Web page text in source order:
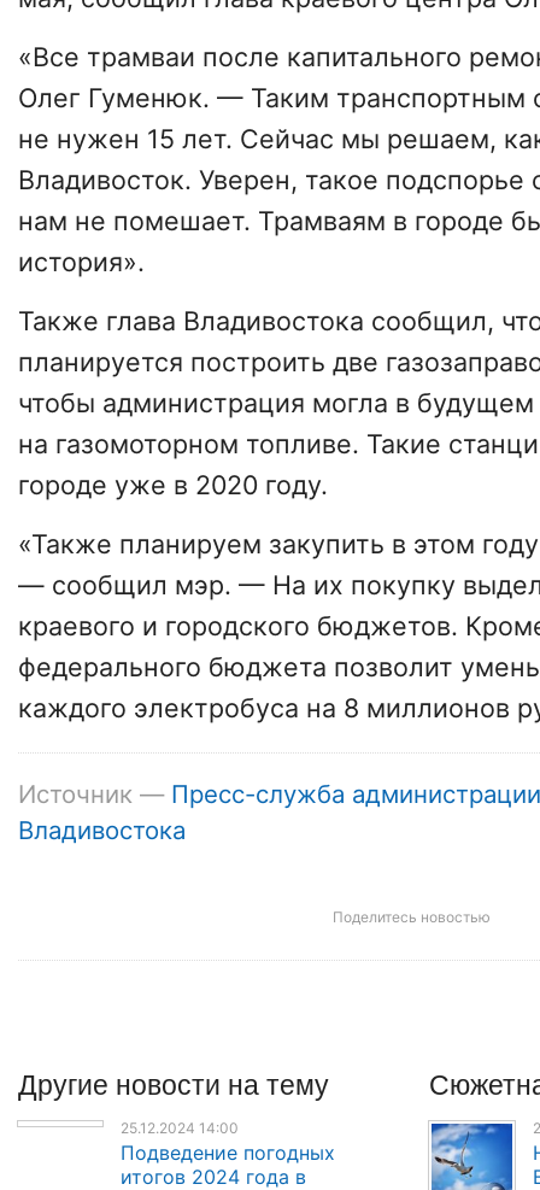
«Все трамваи после капитального
Олег Гуменюк. — Таким транспортным
не нужен 15 лет. Сейчас мы решаем,
Владивосток. Уверен, такое
нам не помешает. Трамваям в городе
история».
Также глава Владивостока сообщил,
планируется построить две
чтобы администрация могла в будущем
на газомоторном топливе. Такие
городе уже в 2020 году.
«Также планируем закупить в этом
— сообщил мэр. — На их покупку
краевого и городского бюджетов.
федерального бюджета позволит
каждого электробуса на 8 миллионов
Источник — Пресс-служба администрации
Владивостока
Поделитесь новостью
Другие новости на тему
25.12.2024 14:00
Подведение погодных
итогов 2024 года в